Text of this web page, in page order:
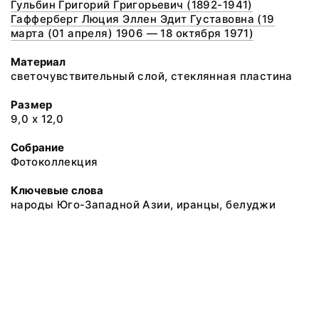
Гульбин Григорий Григорьевич (1892-1941)
Гафферберг Люция Эллен Эдит Густавовна (19
марта (01 апреля) 1906 — 18 октября 1971)
Материал
светочувствительный слой, стеклянная пластина
Размер
9,0 х 12,0
Собрание
Фотоколлекция
Ключевые слова
народы Юго-Западной Азии, иранцы, белуджи